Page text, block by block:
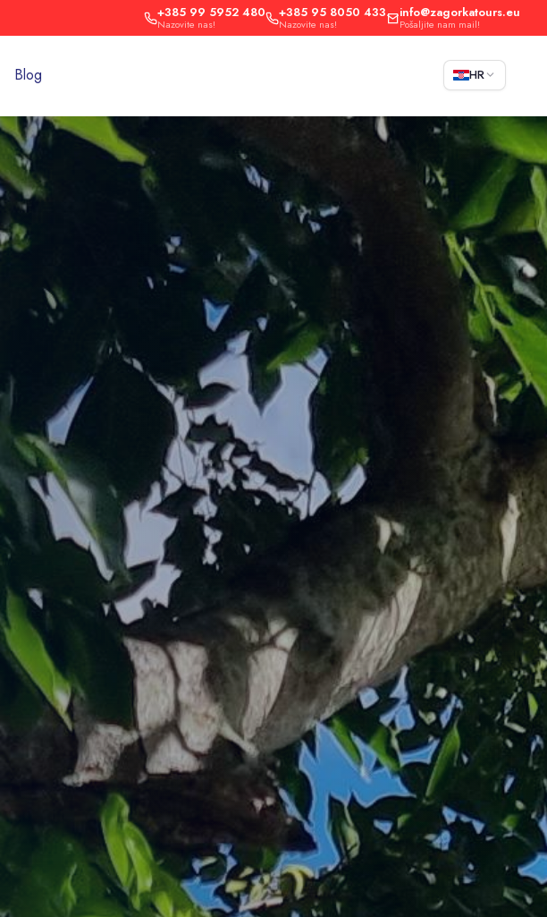
+385 99 5952 480
Nazovite nas!
+385 95 8050 433
Nazovite nas!
info@zagorkatours.eu
Pošaljite nam mail!
Blog HR